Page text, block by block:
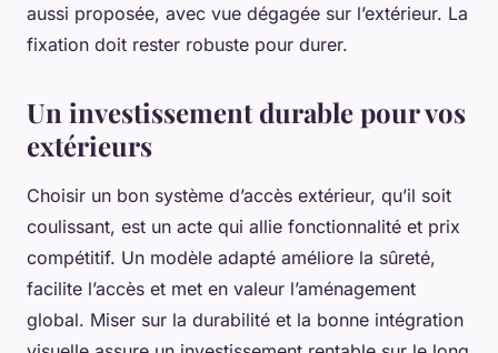
aussi proposée, avec vue dégagée sur l’extérieur. La
fixation doit rester robuste pour durer.
Un investissement durable pour vos
extérieurs
Choisir un bon système d’accès extérieur, qu’il soit
coulissant, est un acte qui allie fonctionnalité et prix
compétitif. Un modèle adapté améliore la sûreté,
facilite l’accès et met en valeur l’aménagement
global. Miser sur la durabilité et la bonne intégration